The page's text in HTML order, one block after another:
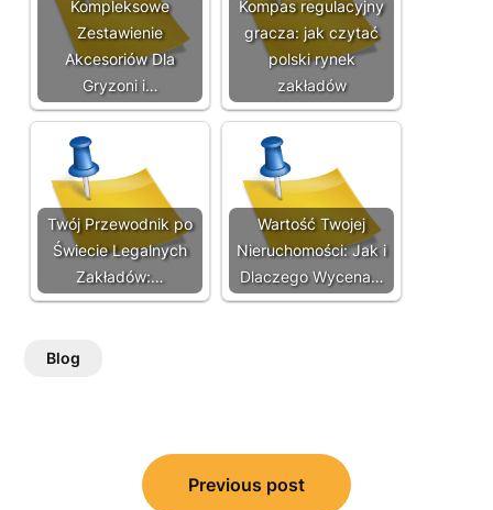
Kompleksowe
Zestawienie
Akcesoriów Dla
Gryzoni i…
Kompas regulacyjny
gracza: jak czytać
polski rynek
zakładów
Twój Przewodnik po
Świecie Legalnych
Zakładów:…
Wartość Twojej
Nieruchomości: Jak i
Dlaczego Wycena…
Blog
navigation
Previous post